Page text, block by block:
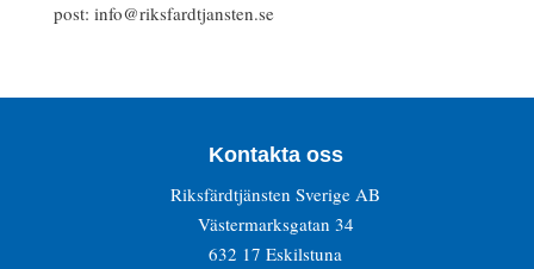
post: info@riksfardtjansten.se
Kontakta oss
Riksfärdtjänsten Sverige AB
Västermarksgatan 34
632 17 Eskilstuna